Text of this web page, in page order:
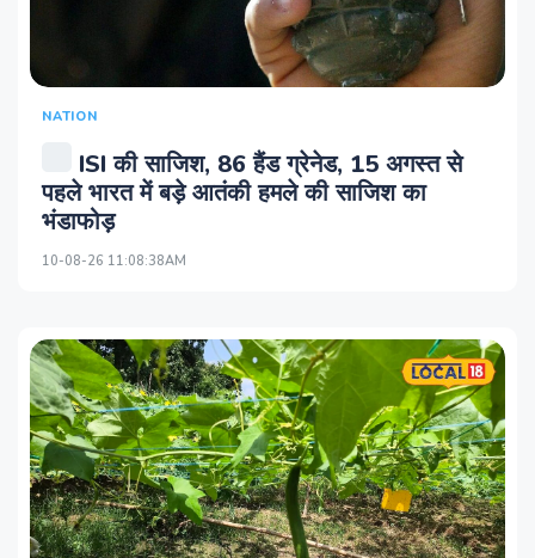
NATION
ISI की साजिश, 86 हैंड ग्रेनेड, 15 अगस्त से
पहले भारत में बड़े आतंकी हमले की साजिश का
भंडाफोड़
10-08-26 11:08:38AM